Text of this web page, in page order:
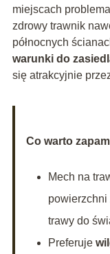
miejscach
zdrowy trawnik
północnych
warunki do
się atrakcyjnie
Co warto
Mech na
trawy do
Preferuje